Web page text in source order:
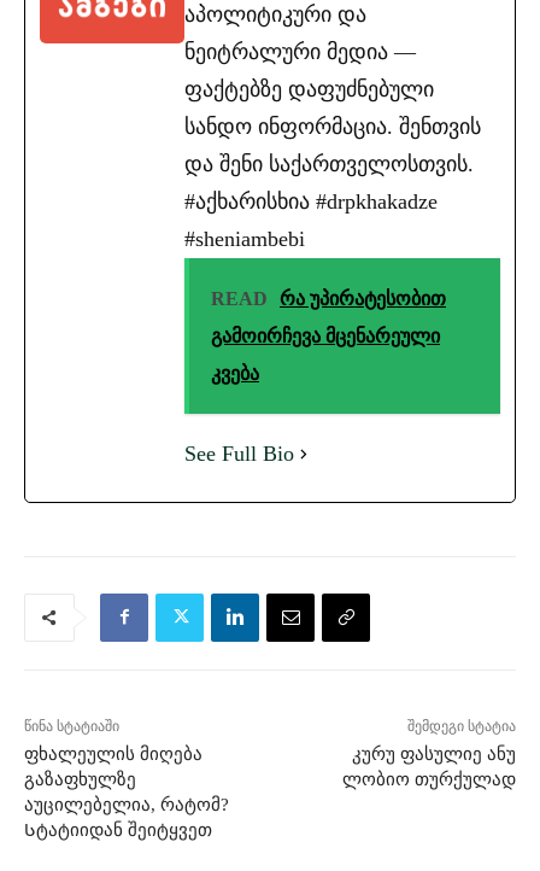
აპოლიტიკური და
ნეიტრალური მედია —
ფაქტებზე დაფუძნებული
სანდო ინფორმაცია. შენთვის
და შენი საქართველოსთვის.
#აქხარისხია #drpkhakadze
#sheniambebi
READ
რა უპირატესობით
გამოირჩევა მცენარეული
კვება
See Full Bio
წინა სტატიაში
ფხალეულის მიღება
გაზაფხულზე
აუცილებელია, რატომ?
Სტატიიდან შეიტყვეთ
შემდეგი სტატია
კურუ ფასულიე ანუ
ლობიო თურქულად